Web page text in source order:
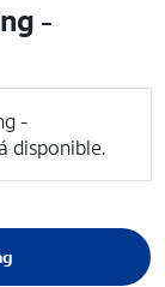
-
-
disponible.